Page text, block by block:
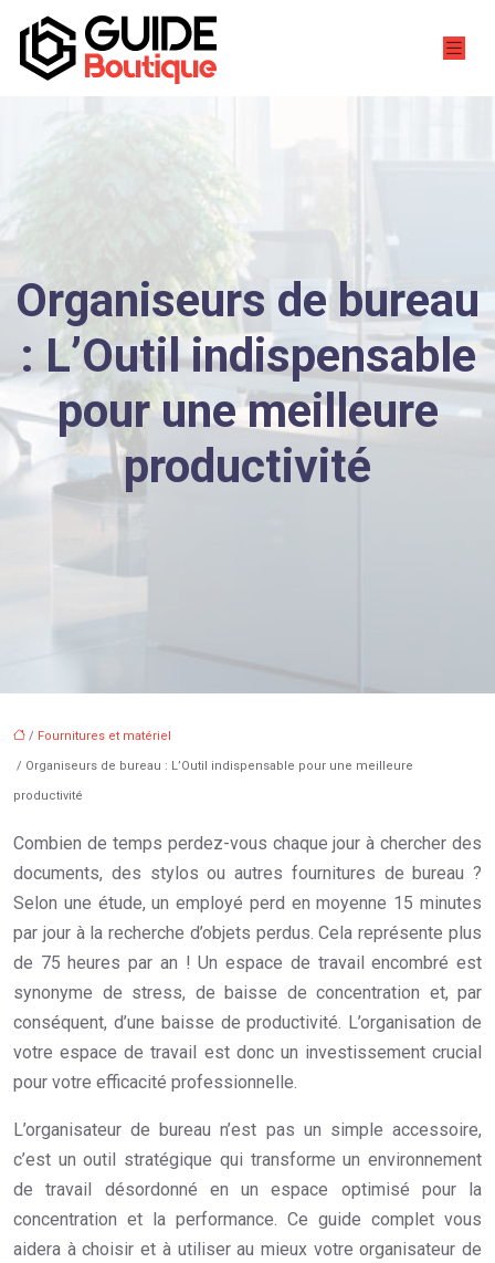
Organiseurs de bureau
: L’Outil indispensable
pour une meilleure
productivité
/ Fournitures et matériel
/ Organiseurs de bureau : L’Outil indispensable pour une meilleure
productivité
Combien de temps perdez-vous chaque jour à chercher des
documents, des stylos ou autres fournitures de bureau ?
Selon une étude, un employé perd en moyenne 15 minutes
par jour à la recherche d’objets perdus. Cela représente plus
de 75 heures par an ! Un espace de travail encombré est
synonyme de stress, de baisse de concentration et, par
conséquent, d’une baisse de productivité. L’organisation de
votre espace de travail est donc un investissement crucial
pour votre efficacité professionnelle.
L’organisateur de bureau n’est pas un simple accessoire,
c’est un outil stratégique qui transforme un environnement
de travail désordonné en un espace optimisé pour la
concentration et la performance. Ce guide complet vous
aidera à choisir et à utiliser au mieux votre organisateur de